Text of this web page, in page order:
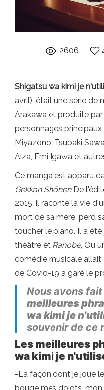
2606
Shigatsu wa kimi je
avril), était une série de
Arakawa et produite par
personnages
Miyazono, Tsubaki
Aiza, Emi Igawa et
Ce manga est apparu
Gekkan ShōnenDe
2015, il raconte la vie
mort de sa mère, perd
toucher le piano. Il a
théâtre et Ranobe, Ou
comédie musicale allait
de Covid-19 a garé le
Nous avons
meilleures
wa kimi je
souvenir de ce
Les meilleures
wa kimi je
-La façon dont je joue
bouge mes doigts, mon